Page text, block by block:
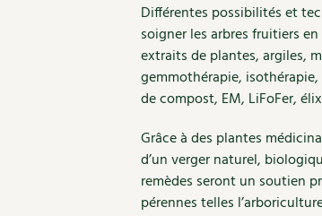
Différentes possibilités et
soigner les arbres fruitiers
extraits de plantes, argiles,
gemmothérapie,
de compost, EM, LiFoFer,
Grâce à des plantes
d’un verger naturel,
remèdes seront un soutien
pérennes telles